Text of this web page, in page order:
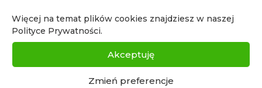
Więcej na temat plików cookies znajdziesz w naszej
Polityce Prywatności.
Akceptuję
Zmień preferencje
Czym jest rezonans